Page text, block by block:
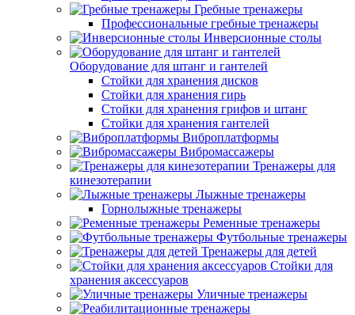
Гребные тренажеры
Профессиональные гребные тренажеры
Инверсионные столы
Оборудование для штанг и гантелей
Стойки для хранения дисков
Стойки для хранения гирь
Стойки для хранения грифов и штанг
Стойки для хранения гантелей
Виброплатформы
Вибромассажеры
Тренажеры для
кинезотерапии
Лыжные тренажеры
Горнолыжные тренажеры
Ременные тренажеры
Футбольные тренажеры
Тренажеры для детей
Стойки для
хранения аксессуаров
Уличные тренажеры